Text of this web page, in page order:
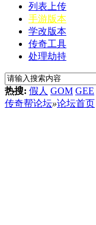
列表上传
手游版本
学改版本
传奇工具
处理劫持
热搜: 假人 GOM GEE
传奇帮论坛»论坛首页